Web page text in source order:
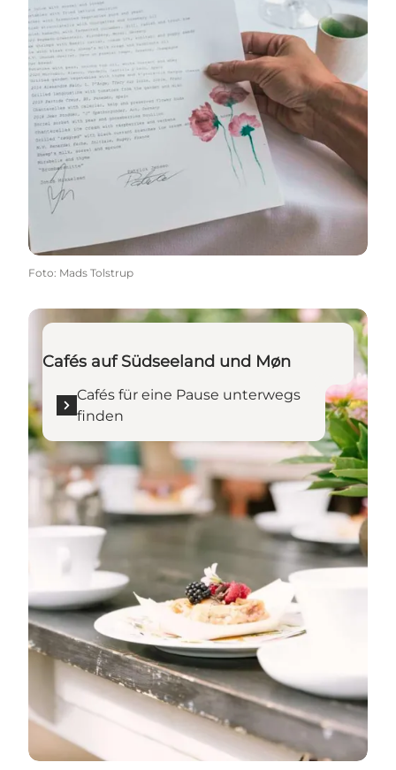
Foto: Mads Tolstrup
Cafés für eine Pause unterwegs finden
Cafés auf Südseeland und Møn
Cafés für eine Pause unterwegs
finden